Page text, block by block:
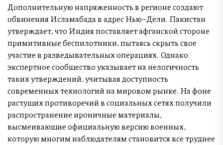
Дополнительную напряженность в регионе создают
обвинения Исламабада в адрес Нью–Дели. Пакистан
утверждает, что Индия поставляет афганской стороне
примитивные беспилотники, пытаясь скрыть свое
участие в разведывательных операциях. Однако
экспертное сообщество указывает на нелогичность
таких утверждений, учитывая доступность
современных технологий на мировом рынке. На фоне
растущих противоречий в социальных сетях получили
распространение ироничные материалы,
высмеивающие официальную версию военных,
которую многим наблюдателям становится все труднее